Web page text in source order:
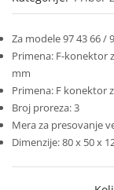
Za modele 97 43 66 /
Primena: F-konektor
mm
Primena: F konektor
Broj proreza: 3
Mera za presovanje
Dimenzije: 80 x 50 x